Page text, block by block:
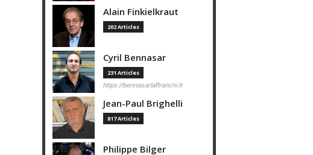
Alain Finkielkraut
202 Articles
Cyril Bennasar
231 Articles
https://bennasarlaffranchi.fr
Jean-Paul Brighelli
817 Articles
Philippe Bilger